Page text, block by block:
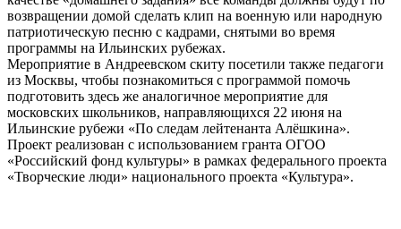
возвращении домой сделать клип на военную или народную
патриотическую песню с кадрами, снятыми во время
программы на Ильинских рубежах.
Мероприятие в Андреевском скиту посетили также педагоги
из Москвы, чтобы познакомиться с программой помочь
подготовить здесь же аналогичное мероприятие для
московских школьников, направляющихся 22 июня на
Ильинские рубежи «По следам лейтенанта Алёшкина».
Проект реализован с использованием гранта ОГОО
«Российский фонд культуры» в рамках федерального проекта
«Творческие люди» национального проекта «Культура».